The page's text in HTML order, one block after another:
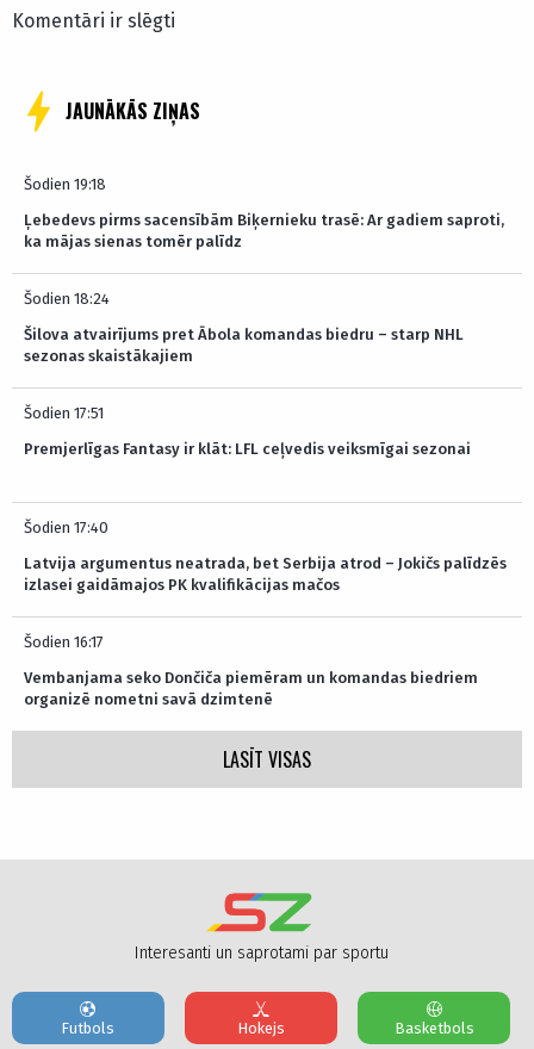
Komentāri ir slēgti
JAUNĀKĀS ZIŅAS
Šodien 19:18
Ļebedevs pirms sacensībām Biķernieku trasē: Ar gadiem saproti,
ka mājas sienas tomēr palīdz
Šodien 18:24
Šilova atvairījums pret Ābola komandas biedru – starp NHL
sezonas skaistākajiem
Šodien 17:51
Premjerlīgas Fantasy ir klāt: LFL ceļvedis veiksmīgai sezonai
Šodien 17:40
Latvija argumentus neatrada, bet Serbija atrod – Jokičs palīdzēs
izlasei gaidāmajos PK kvalifikācijas mačos
Šodien 16:17
Vembanjama seko Dončiča piemēram un komandas biedriem
organizē nometni savā dzimtenē
LASĪT VISAS
Interesanti un saprotami par sportu
Futbols Hokejs Basketbols